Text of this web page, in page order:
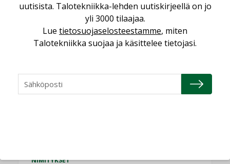
NIMITYKSET
Consti
Refair
NIMITYKSET
NIMITYKSET
uutisista. Talotekniikka-lehden uutiskirjeellä on jo
yli 3000 tilaajaa.
Lue tietosuojaselosteestamme, miten
Talotekniikka suojaa ja käsittelee tietojasi.